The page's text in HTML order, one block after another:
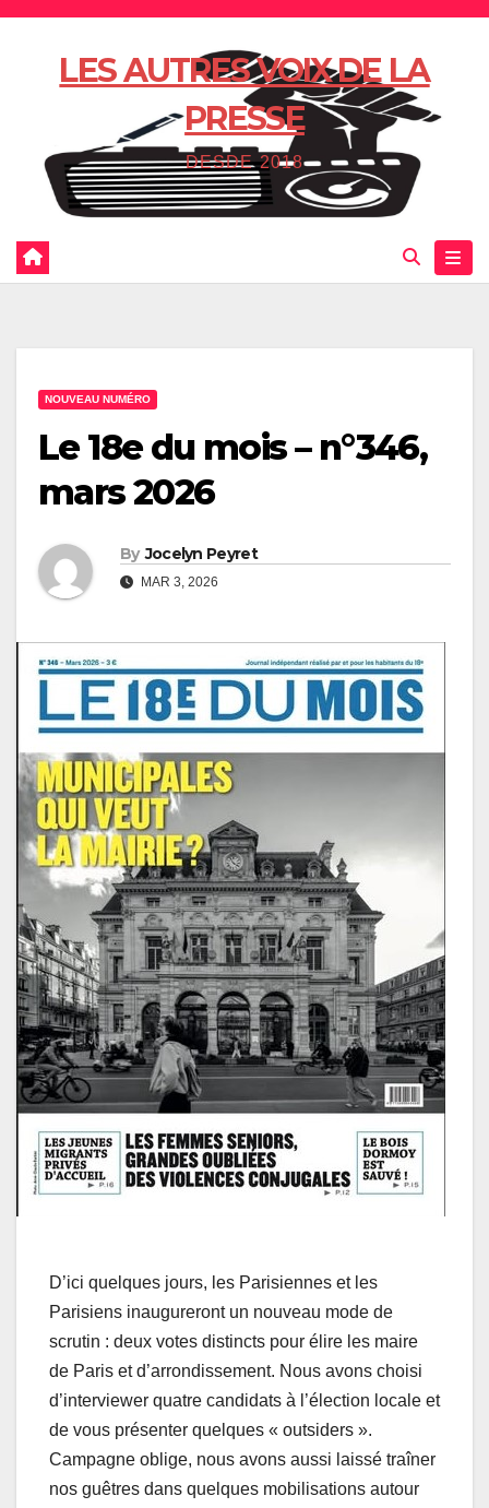
Skip
LES AUTRES VOIX DE LA
PRESSE
DESDE 2018
NOUVEAU NUMÉRO
Le 18e du mois – n°346,
mars 2026
By Jocelyn Peyret
MAR 3, 2026
D’ici quelques jours, les Parisiennes et les
Parisiens inaugureront un nouveau mode de
scrutin : deux votes distincts pour élire les maire
de Paris et d’arrondissement. Nous avons choisi
d’interviewer quatre candidats à l’élection locale et
de vous présenter quelques « outsiders ».
Campagne oblige, nous avons aussi laissé traîner
nos guêtres dans quelques mobilisations autour